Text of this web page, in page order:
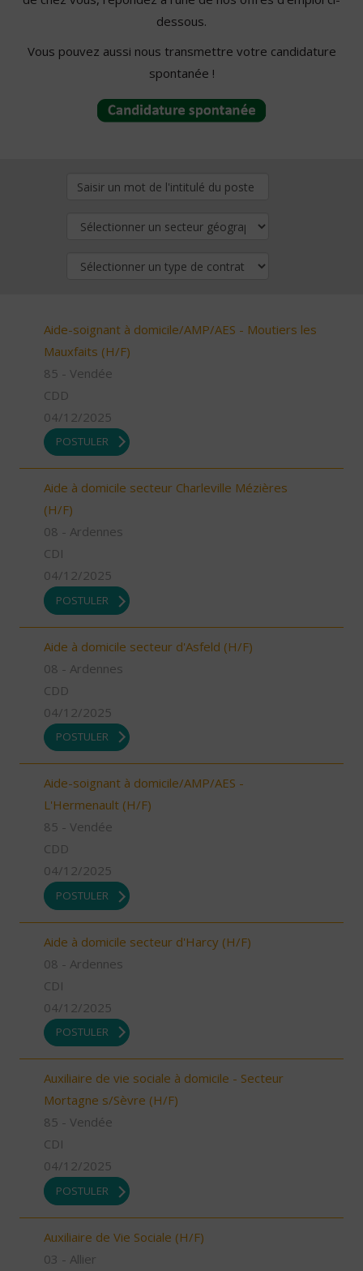
dessous.
Vous pouvez aussi nous transmettre votre candidature
spontanée !
Aide-soignant à domicile/AMP/AES - Moutiers les
Mauxfaits (H/F)
85 - Vendée
CDD
04/12/2025
POSTULER
Aide à domicile secteur Charleville Mézières
(H/F)
08 - Ardennes
CDI
04/12/2025
POSTULER
Aide à domicile secteur d'Asfeld (H/F)
08 - Ardennes
CDD
04/12/2025
POSTULER
Aide-soignant à domicile/AMP/AES -
L'Hermenault (H/F)
85 - Vendée
CDD
04/12/2025
POSTULER
Aide à domicile secteur d'Harcy (H/F)
08 - Ardennes
CDI
04/12/2025
POSTULER
Auxiliaire de vie sociale à domicile - Secteur
Mortagne s/Sèvre (H/F)
85 - Vendée
CDI
04/12/2025
POSTULER
Auxiliaire de Vie Sociale (H/F)
03 - Allier